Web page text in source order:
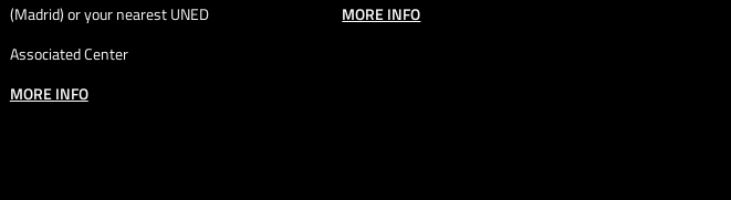
(Madrid) or your nearest UNED
Associated Center
MORE INFO
MORE INFO